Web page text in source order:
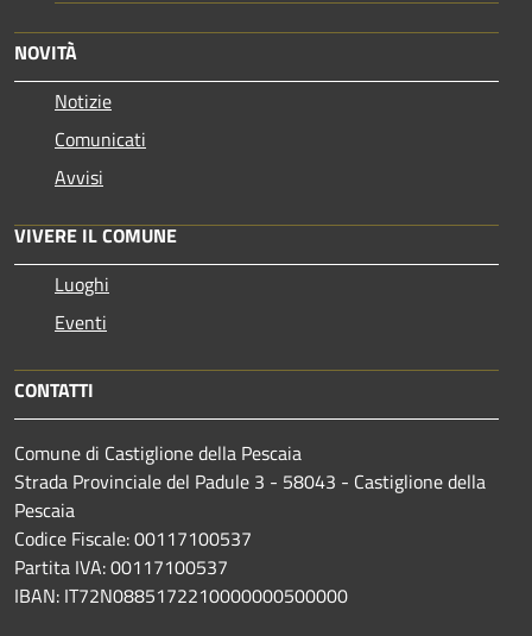
NOVITÀ
Notizie
Comunicati
Avvisi
VIVERE IL COMUNE
Luoghi
Eventi
CONTATTI
Comune di Castiglione della Pescaia
Strada Provinciale del Padule 3 - 58043 - Castiglione della
Pescaia
Codice Fiscale: 00117100537
Partita IVA: 00117100537
IBAN: IT72N0885172210000000500000